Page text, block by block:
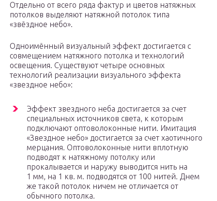
Отдельно от всего ряда фактур и цветов натяжных
потолков выделяют натяжной потолок типа
«звёздное небо».
Одноимённый визуальный эффект достигается с
совмещением натяжного потолка и технологий
освещения. Существуют четыре основных
технологий реализации визуального эффекта
«звездное небо»:
Эффект звездного неба достигается за счет
специальных источников света, к которым
подключают оптоволоконные нити. Имитация
«Звездное небо» достигается за счет хаотичного
мерцания. Оптоволоконные нити вплотную
подводят к натяжному потолку или
прокалывается и наружу выводится нить на
1 мм, на 1 кв. м. подводятся от 100 нитей. Днем
же такой потолок ничем не отличается от
обычного потолка.